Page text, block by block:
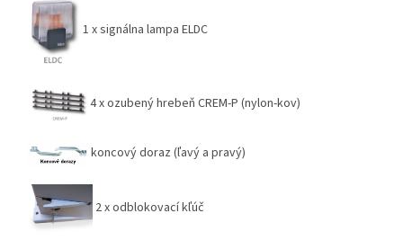
1 x signálna lampa ELDC
4 x ozubený hrebeň CREM-P (nylon-kov)
koncový doraz (ľavý a pravý)
2 x odblokovací kľúč